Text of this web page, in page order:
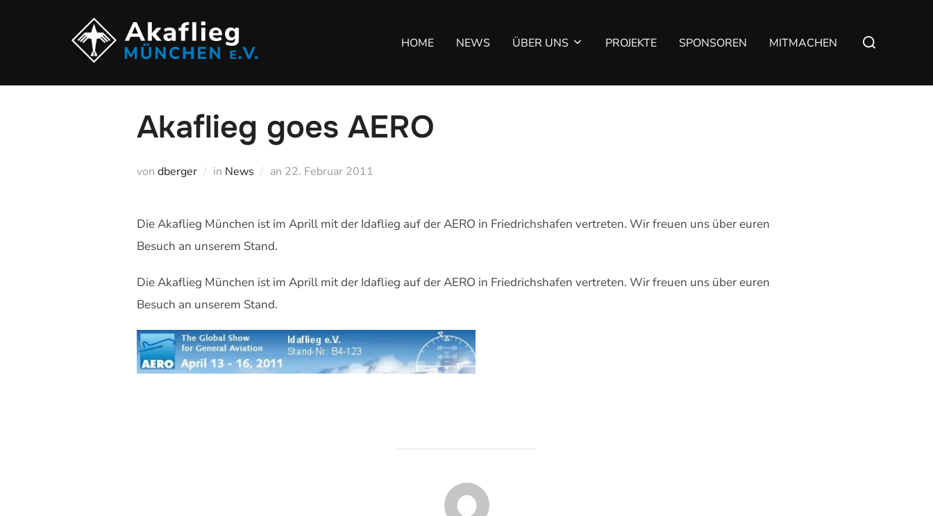
HOME NEWS ÜBER UNS PROJEKTE SPONSOREN MITMACHEN
Suchen
nach:
Akaflieg goes AERO
von dberger in News an Veröffentlicht
22. Februar 2011
Die Akaflieg München ist im Aprill mit der Idaflieg auf der AERO in Friedrichshafen vertreten. Wir freuen uns über euren
Besuch an unserem Stand.
Die Akaflieg München ist im Aprill mit der Idaflieg auf der AERO in Friedrichshafen vertreten. Wir freuen uns über euren
Besuch an unserem Stand.
BEITRAGSAUTOR